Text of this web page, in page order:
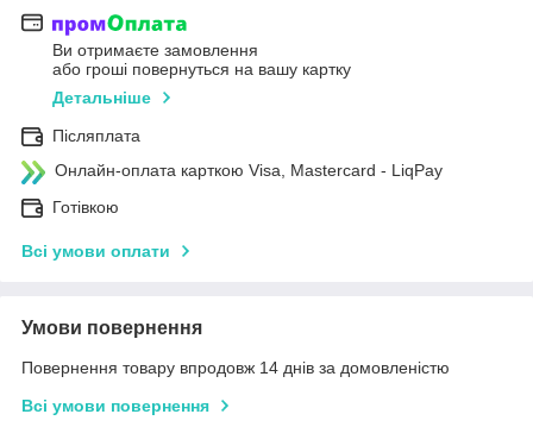
Ви отримаєте замовлення
або гроші повернуться на вашу картку
Детальніше
Післяплата
Онлайн-оплата карткою Visa, Mastercard - LiqPay
Готівкою
Всі умови оплати
Умови повернення
Повернення товару впродовж 14 днів за домовленістю
Всі умови повернення